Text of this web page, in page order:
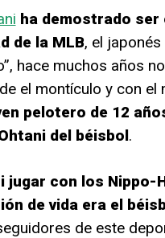
ha demostrado
de la MLB, el
hace muchos años
el montículo y con el
pelotero de 12
del béisbol.
jugar con los Nippo-
de vida era el
de este